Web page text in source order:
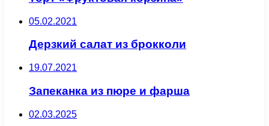
05.02.2021
Дерзкий салат из брокколи
19.07.2021
Запеканка из пюре и фарша
02.03.2025